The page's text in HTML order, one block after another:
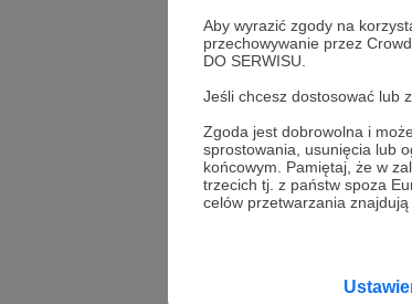
Aby wyrazić zgody na
przechowywanie przez
DO SERWISU.
Jeśli chcesz dostosować lub
Zgoda jest dobrowolna i
sprostowania, usunięcia lub
końcowym. Pamiętaj, że w
trzecich tj. z państw spoza
celów przetwarzania
chcesz
📌 Bez
📌 Bez
📌